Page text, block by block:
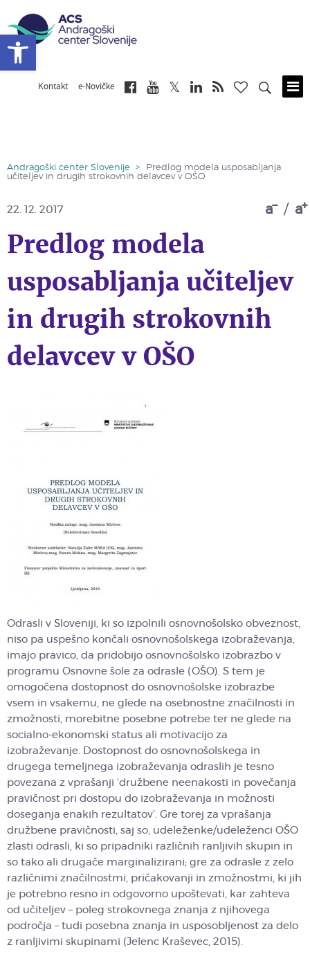
Kontakt e-Novičke
Andragoški center Slovenije >
Predlog modela usposabljanja
učiteljev in drugih strokovnih delavcev v OŠO
a / a
22. 12. 2017
Predlog modela
usposabljanja učiteljev
in drugih strokovnih
delavcev v OŠO
Odrasli v Sloveniji, ki so izpolnili osnovnošolsko obveznost,
niso pa uspešno končali osnovnošolskega izobraževanja,
imajo pravico, da pridobijo osnovnošolsko izobrazbo v
programu Osnovne šole za odrasle (OŠO). S tem je
omogočena dostopnost do osnovnošolske izobrazbe
vsem in vsakemu, ne glede na osebnostne značilnosti in
zmožnosti, morebitne posebne potrebe ter ne glede na
socialno-ekonomski status ali motivacijo za
izobraževanje. Dostopnost do osnovnošolskega in
drugega temeljnega izobraževanja odraslih je tesno
povezana z vprašanji ‘družbene neenakosti in povečanja
pravičnost pri dostopu do izobraževanja in možnosti
doseganja enakih rezultatov’. Gre torej za vprašanja
družbene pravičnosti, saj so, udeleženke/udeleženci OŠO
zlasti odrasli, ki so pripadniki različnih ranljivih skupin in
so tako ali drugače marginalizirani; gre za odrasle z zelo
različnimi značilnostmi, pričakovanji in zmožnostmi, ki jih
je potrebno resno in odgovorno upoštevati, kar zahteva
od učiteljev – poleg strokovnega znanja z njihovega
področja – tudi posebna znanja in usposobljenost za delo
z ranljivimi skupinami (Jelenc Kraševec, 2015).
Open toolbar